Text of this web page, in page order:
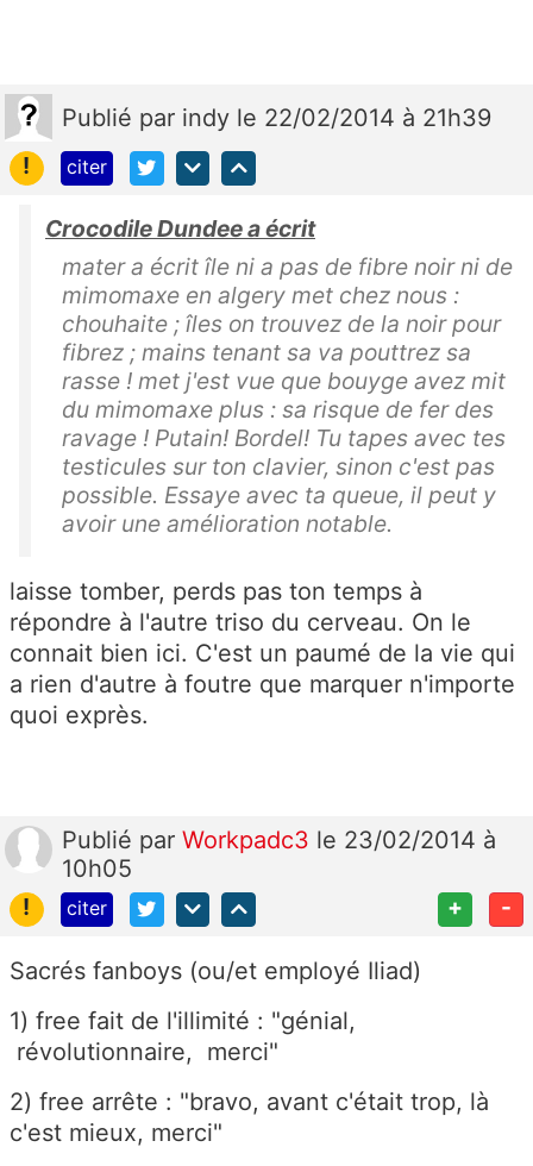
Publié par indy le 22/02/2014 à 21h39
!
citer
Crocodile Dundee a écrit
mater a écrit île ni a pas de fibre noir ni de
mimomaxe en algery met chez nous :
chouhaite ; îles on trouvez de la noir pour
fibrez ; mains tenant sa va pouttrez sa
rasse ! met j'est vue que bouyge avez mit
du mimomaxe plus : sa risque de fer des
ravage ! Putain! Bordel! Tu tapes avec tes
testicules sur ton clavier, sinon c'est pas
possible. Essaye avec ta queue, il peut y
avoir une amélioration notable.
laisse tomber, perds pas ton temps à
répondre à l'autre triso du cerveau. On le
connait bien ici. C'est un paumé de la vie qui
a rien d'autre à foutre que marquer n'importe
quoi exprès.
Publié par Workpadc3 le 23/02/2014 à
10h05
!
citer + -
Sacrés fanboys (ou/et employé Iliad)
1) free fait de l'illimité : "génial,
révolutionnaire, merci"
2) free arrête : "bravo, avant c'était trop, là
c'est mieux, merci"